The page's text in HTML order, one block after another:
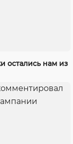
остались нам из